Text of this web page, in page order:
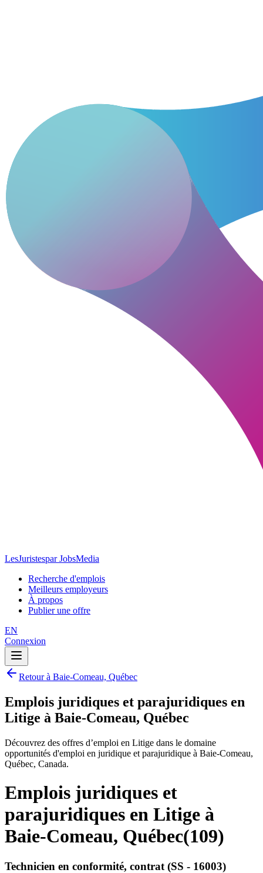
LesJuristespar JobsMedia
Recherche d'emplois
Meilleurs employeurs
À propos
Publier une offre
EN
Connexion
Retour à Baie-Comeau, Québec
Emplois juridiques et parajuridiques en
Litige à Baie-Comeau, Québec
Découvrez des offres d’emploi en Litige dans le domaine
opportunités d'emploi en juridique et parajuridique à Baie-Comeau,
Québec, Canada.
Emplois juridiques et
parajuridiques en Litige à
Baie-Comeau, Québec(109)
Technicien en conformité, contrat (SS - 16003)